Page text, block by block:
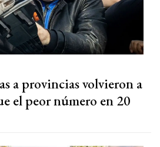
a provincias volvieron a
el peor número en 20